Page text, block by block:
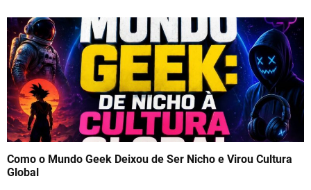
Como o Mundo Geek Deixou de Ser Nicho e Virou Cultura
Global